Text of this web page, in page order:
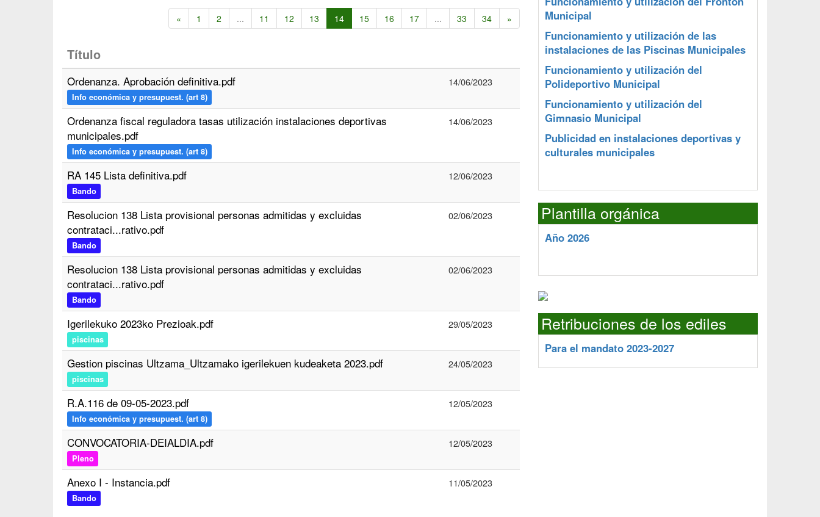
« 1 2 ... 11 12 13 14 15 16 17 ... 33 34 »
Título
Ordenanza. Aprobación definitiva.pdf
Info económica y presupuest. (art 8)
14/06/2023
Ordenanza fiscal reguladora tasas utilización instalaciones deportivas
municipales.pdf
Info económica y presupuest. (art 8)
14/06/2023
RA 145 Lista definitiva.pdf
Bando
12/06/2023
Resolucion 138 Lista provisional personas admitidas y excluidas
contrataci...rativo.pdf
Bando
02/06/2023
Resolucion 138 Lista provisional personas admitidas y excluidas
contrataci...rativo.pdf
Bando
02/06/2023
Igerilekuko 2023ko Prezioak.pdf
piscinas
29/05/2023
Gestion piscinas Ultzama_Ultzamako igerilekuen kudeaketa 2023.pdf
piscinas
24/05/2023
R.A.116 de 09-05-2023.pdf
Info económica y presupuest. (art 8)
12/05/2023
CONVOCATORIA-DEIALDIA.pdf
Pleno
12/05/2023
Anexo I - Instancia.pdf
Bando
11/05/2023
Municipal
Funcionamiento y utilización de las
instalaciones de las Piscinas Municipales
Funcionamiento y utilización del
Polideportivo Municipal
Funcionamiento y utilización del
Gimnasio Municipal
Publicidad en instalaciones deportivas y
culturales municipales
Plantilla orgánica
Año 2026
Retribuciones de los ediles
Para el mandato 2023-2027